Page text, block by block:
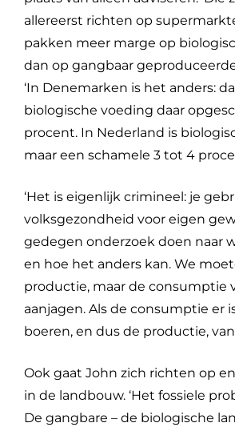
allereerst richten op
pakken meer marge op
dan op gangbaar
‘In Denemarken is het anders:
biologische voeding daar
procent. In Nederland is
maar een schamele 3 tot 4
‘Het is eigenlijk crimineel: je
volksgezondheid voor eigen
gedegen onderzoek doen naar
en hoe het anders kan. We
productie, maar de consumptie
aanjagen. Als de consumptie er
boeren, en dus de productie,
Ook gaat John zich richten op
in de landbouw. ‘Het fossiele
De gangbare – de biologische